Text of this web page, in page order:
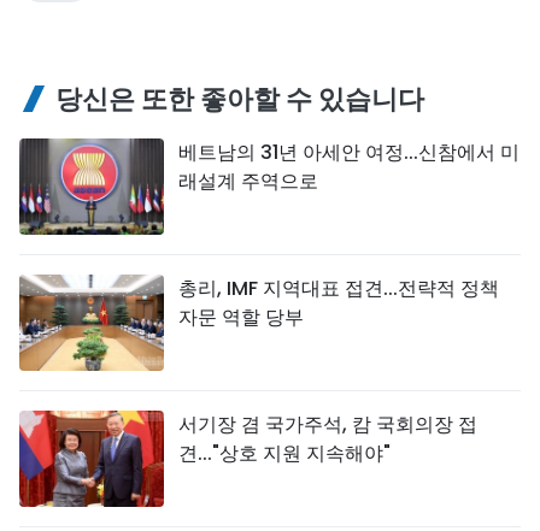
당신은 또한 좋아할 수 있습니다
베트남의 31년 아세안 여정...신참에서 미
래설계 주역으로
총리, IMF 지역대표 접견...전략적 정책
자문 역할 당부
서기장 겸 국가주석, 캄 국회의장 접
견..."상호 지원 지속해야"